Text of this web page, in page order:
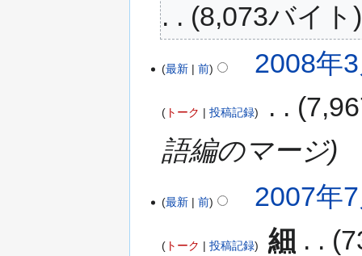
8,073バイト
最新 前 2008年
トーク 投稿記録
語編のマージ
最新 前 2007年
トーク 投稿記録 ‎細